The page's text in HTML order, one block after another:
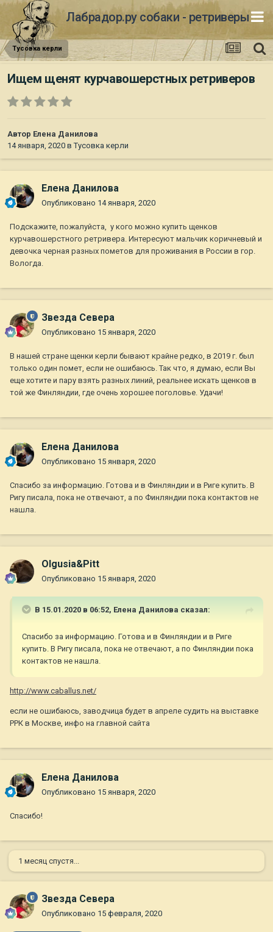
Лабрадор.ру собаки - ретриверы
Тусовка керли
Ищем щенят курчавошерстных ретриверов
Автор Елена Данилова
14 января, 2020 вТусовка керли
Елена Данилова
Опубликовано 14 января, 2020
Подскажите, пожалуйста, у кого можно купить щенков
курчавошерстного ретривера. Интересуют мальчик коричневый и
девочка черная разных пометов для проживания в России в гор.
Вологда.
Звезда Севера
Опубликовано 15 января, 2020
В нашей стране щенки керли бывают крайне редко, в 2019 г. был
только один помет, если не ошибаюсь. Так что, я думаю, если Вы
еще хотите и пару взять разных линий, реальнее искать щенков в
той же Финляндии, где очень хорошее поголовье. Удачи!
Елена Данилова
Опубликовано 15 января, 2020
Спасибо за информацию. Готова и в Финляндии и в Риге купить. В
Ригу писала, пока не отвечают, а по Финляндии пока контактов не
нашла.
Olgusia&Pitt
Опубликовано 15 января, 2020
В 15.01.2020 в 06:52, Елена Данилова сказал:
Спасибо за информацию. Готова и в Финляндии и в Риге
купить. В Ригу писала, пока не отвечают, а по Финляндии пока
контактов не нашла.
http://www.caballus.net/
если не ошибаюсь, заводчица будет в апреле судить на выставке
РРК в Москве, инфо на главной сайта
Елена Данилова
Опубликовано 15 января, 2020
Спасибо!
1 месяц спустя...
Звезда Севера
Опубликовано 15 февраля, 2020